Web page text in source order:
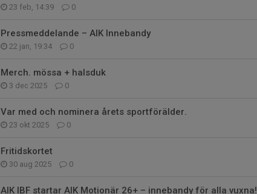
23 feb, 14:39 0
Pressmeddelande – AIK Innebandy
22 jan, 19:34 0
Merch. mössa + halsduk
3 dec 2025 0
Var med och nominera årets sportförälder.
23 okt 2025 0
Fritidskortet
30 aug 2025 0
AIK IBF startar AIK Motionär 26+ – innebandy för alla vuxna!